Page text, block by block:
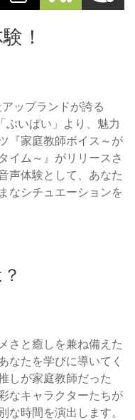
！
ップランドが誇る
ぶいぱい」より、魅力
『家庭教師ボイス～が
イム～』がリリースさ
声体験として、あなた
なシチュエーションを
さと癒しを兼ね備えた
なたを学びに導いてく
しが家庭教師だった
なキャラクターたちが
な時間を演出します。